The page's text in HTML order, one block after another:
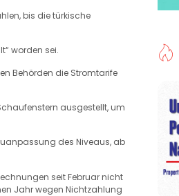
bis die türkische
worden sei.
Behörden die Stromtarife
ausgestellt, um
des Niveaus, ab
seit Februar nicht
Jahr wegen Nichtzahlung